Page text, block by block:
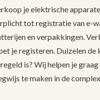
je elektrische
tot registratie van e-
en verpakkingen.
je registeren. Duizelen
is? Wij helpen je
te maken in de